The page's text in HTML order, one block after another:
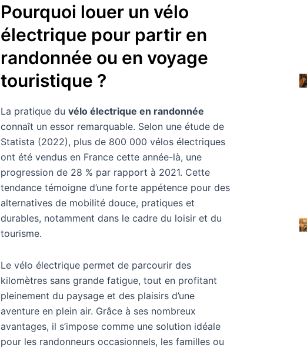
Pourquoi louer un vélo
électrique pour partir en
randonnée ou en voyage
touristique ?
La pratique du vélo électrique en randonnée
connaît un essor remarquable. Selon une étude de
Statista (2022), plus de 800 000 vélos électriques
ont été vendus en France cette année-là, une
progression de 28 % par rapport à 2021. Cette
tendance témoigne d’une forte appétence pour des
alternatives de mobilité douce, pratiques et
durables, notamment dans le cadre du loisir et du
tourisme.
Le vélo électrique permet de parcourir des
kilomètres sans grande fatigue, tout en profitant
pleinement du paysage et des plaisirs d’une
aventure en plein air. Grâce à ses nombreux
avantages, il s’impose comme une solution idéale
pour les randonneurs occasionnels, les familles ou